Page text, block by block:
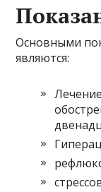
Основными
являются: